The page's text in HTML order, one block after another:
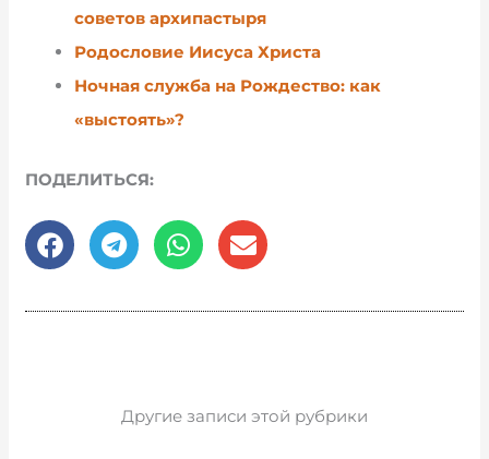
советов архипастыря
Родословие Иисуса Христа
Ночная служба на Рождество: как
«выстоять»?
ПОДЕЛИТЬСЯ:
Другие записи этой рубрики